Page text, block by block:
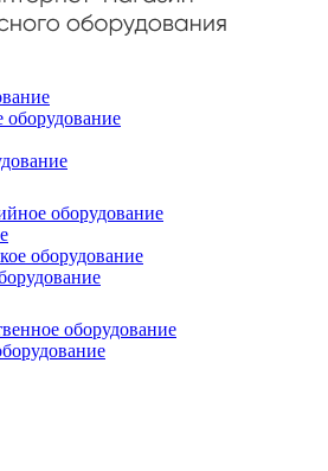
оборудование
оборудование
оборудование
оборудование